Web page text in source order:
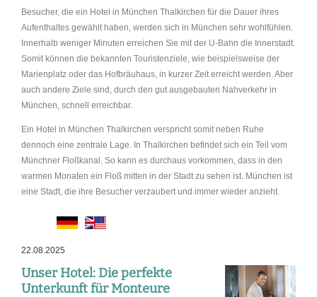
Besucher, die ein Hotel in München Thalkirchen für die Dauer ihres
Aufenthaltes gewählt haben, werden sich in München sehr wohlfühlen.
Innerhalb weniger Minuten erreichen Sie mit der U-Bahn die Innerstadt.
Somit können die bekannten Touristenziele, wie beispielsweise der
Marienplatz oder das Hofbräuhaus, in kurzer Zeit erreicht werden. Aber
auch andere Ziele sind, durch den gut ausgebauten Nahverkehr in
München, schnell erreichbar.
Ein Hotel in München Thalkirchen verspricht somit neben Ruhe
dennoch eine zentrale Lage. In Thalkirchen befindet sich ein Teil vom
Münchner Floßkanal. So kann es durchaus vorkommen, dass in den
warmen Monaten ein Floß mitten in der Stadt zu sehen ist. München ist
eine Stadt, die ihre Besucher verzaubert und immer wieder anzieht.
22.08.2025
Unser Hotel: Die perfekte
Unterkunft für Monteure